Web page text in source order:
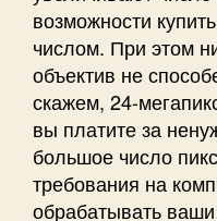
возможности
числом. При этом
объектив не
скажем, 24-
вы платите за
большое число
требования на
обрабатывать